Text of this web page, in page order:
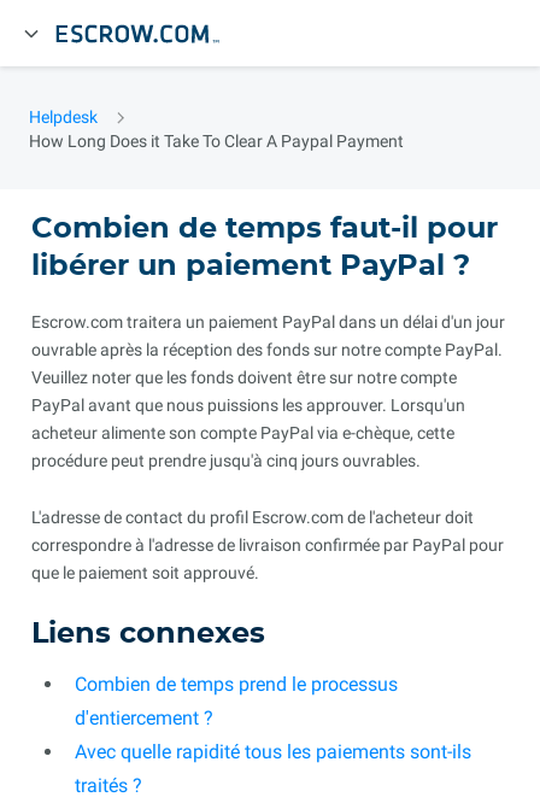
Helpdesk
How Long Does it Take To Clear A Paypal Payment
Combien de temps faut-il pour
libérer un paiement PayPal ?
Escrow.com traitera un paiement PayPal dans un délai d'un jour
ouvrable après la réception des fonds sur notre compte PayPal.
Veuillez noter que les fonds doivent être sur notre compte
PayPal avant que nous puissions les approuver. Lorsqu'un
acheteur alimente son compte PayPal via e-chèque, cette
procédure peut prendre jusqu'à cinq jours ouvrables.
L'adresse de contact du profil Escrow.com de l'acheteur doit
correspondre à l'adresse de livraison confirmée par PayPal pour
que le paiement soit approuvé.
Liens connexes
Combien de temps prend le processus
d'entiercement ?
Avec quelle rapidité tous les paiements sont-ils
traités ?